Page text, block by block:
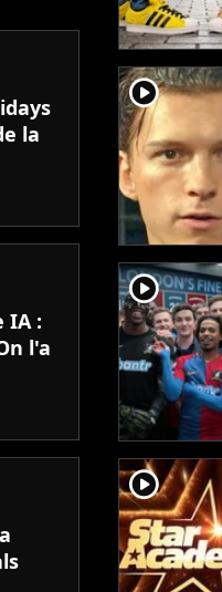
la
IA :
l'a
player2
player2
player2